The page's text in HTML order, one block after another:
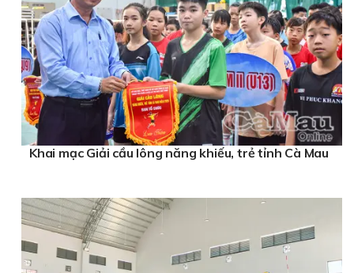
Khai mạc Giải cầu lông năng khiếu, trẻ tỉnh Cà Mau